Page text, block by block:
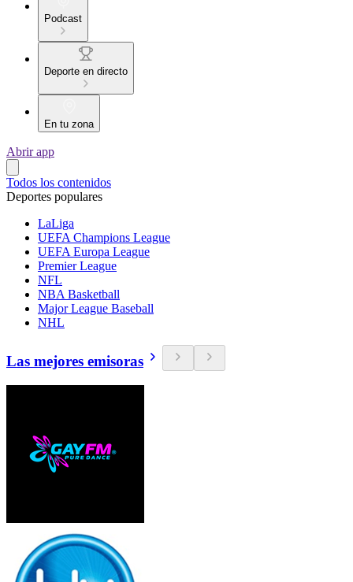
Podcast
Deporte en directo
En tu zona
Abrir app
Todos los contenidos
Deportes populares
LaLiga
UEFA Champions League
UEFA Europa League
Premier League
NFL
NBA Basketball
Major League Baseball
NHL
Las mejores emisoras